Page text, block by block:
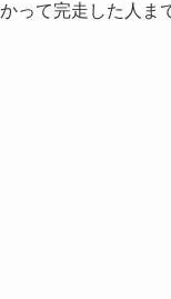
って完走した人ま